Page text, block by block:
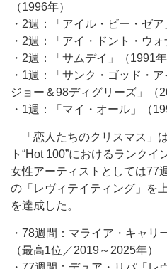
（1996年）
・2週：「アイル・ビー・ゼア
・2週：「アイ・ドント・ウ
・2週：「サムデイ」（1991年
・1週：「サンク・ゴッド・
ジョー＆98ディグリーズ」（
・1週：「マイ・オール」（
「恋人たちのクリスマス」
ト“Hot 100”におけるランクイ
女性アーティストとしては77
の「レヴィテイティング」を
を達成した。
・78週間：マライア・キャリ
（最高1位／2019～2025年）